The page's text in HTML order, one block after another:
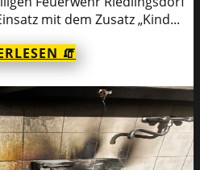
mit dem Zusatz „Kind...
🧯